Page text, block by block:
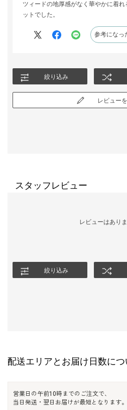
ツィードの地厚感がなく華やかに着
ットでした。
参考になっ
絞り込み
レビュー
スタッフレビュー
レビューはありま
絞り込み
配送エリアとお届け日数につ
営業日の午前10時までのご注文で、
当日発送・翌日お届けが最短となります。